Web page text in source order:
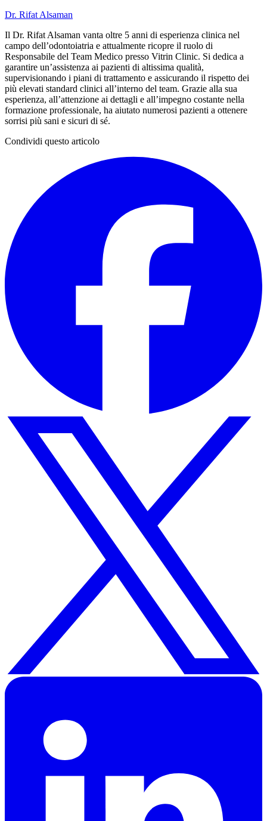
Dr. Rifat Alsaman
Il Dr. Rifat Alsaman vanta oltre 5 anni di esperienza clinica nel
campo dell’odontoiatria e attualmente ricopre il ruolo di
Responsabile del Team Medico presso Vitrin Clinic. Si dedica a
garantire un’assistenza ai pazienti di altissima qualità,
supervisionando i piani di trattamento e assicurando il rispetto dei
più elevati standard clinici all’interno del team. Grazie alla sua
esperienza, all’attenzione ai dettagli e all’impegno costante nella
formazione professionale, ha aiutato numerosi pazienti a ottenere
sorrisi più sani e sicuri di sé.
Condividi questo articolo